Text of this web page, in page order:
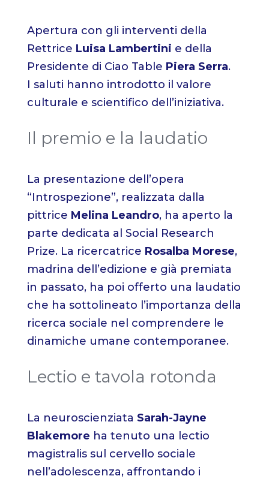
Apertura con gli interventi della
Rettrice Luisa Lambertini e della
Presidente di Ciao Table Piera Serra.
I saluti hanno introdotto il valore
culturale e scientifico dell’iniziativa.
Il premio e la laudatio
La presentazione dell’opera
“Introspezione”, realizzata dalla
pittrice Melina Leandro, ha aperto la
parte dedicata al Social Research
Prize. La ricercatrice Rosalba Morese,
madrina dell’edizione e già premiata
in passato, ha poi offerto una laudatio
che ha sottolineato l’importanza della
ricerca sociale nel comprendere le
dinamiche umane contemporanee.
Lectio e tavola rotonda
La neuroscienziata Sarah-Jayne
Blakemore ha tenuto una lectio
magistralis sul cervello sociale
nell’adolescenza, affrontando i